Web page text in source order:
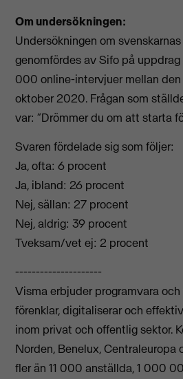
Om undersökningen:
Undersökningen om
genomfördes av Sifo på uppdrag
000 online-intervjuer mellan
oktober 2020. Frågan som
var: ”Drömmer du om att starta
Svaren fördelade sig som följer:
Ja, ofta: 6 procent
Ja, ibland: 26 procent
Nej, sällan: 27 procent
Nej, aldrig: 39 procent
Tveksam/vet ej: 2 procent
---------------------
Visma erbjuder programvara
förenklar, digitaliserar och
inom privat och offentlig sektor.
Norden, Benelux, Centraleuropa
fler än 11 000 anställda, 1 000